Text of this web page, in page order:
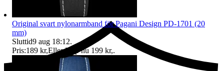
Ersättning om du inte får din vara
Original svart nylonarmband för Pagani Design PD-1701 (20
mm)
Sluttid9 aug 18:12.
Pris:189 kr,Eller Köp nu 199 kr,.